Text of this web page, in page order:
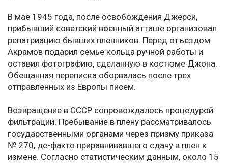
В мае 1945 года, после освобождения Джерси,
прибывший советский военный атташе организовал
репатриацию бывших пленников. Перед отъездом
Акрамов подарил семье кольца ручной работы и
оставил фотографию, сделанную в костюме Джона.
Обещанная переписка оборвалась после трех
отправленных из Европы писем.
Возвращение в СССР сопровождалось процедурой
фильтрации. Пребывание в плену рассматривалось
государственными органами через призму приказа
№ 270, де-факто приравнивавшего сдачу в плен к
измене. Согласно статистическим данным, около 15